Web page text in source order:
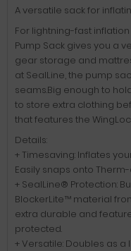
A versatile sack for
For lightning-fast
Pump Sack gives you a
gear storage and
at SealLine, the pump
seams.Big enough to
to store extra clothing
that features the
Details:
+ Timesaving: Inflates
Easily snaps onto
+ SealLine® Protection:
BlockerLite™ material
extra durable and
protected.
+ Versatile: Doubles as a